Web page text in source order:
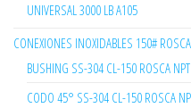
UNIVERSAL 3000 LB A105
CONEXIONES INOXIDABLES 150#
BUSHING SS-304 CL-150 ROSCA
CODO 45° SS-304 CL-150 ROSCA